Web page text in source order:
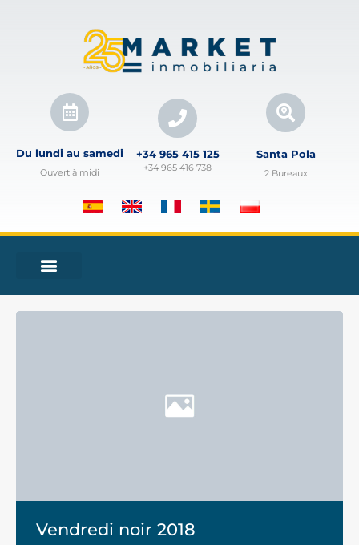
Du lundi au samedi
Ouvert à midi
+34 965 415 125
+34 965 416 738
Santa Pola
2 Bureaux
Vendredi noir 2018